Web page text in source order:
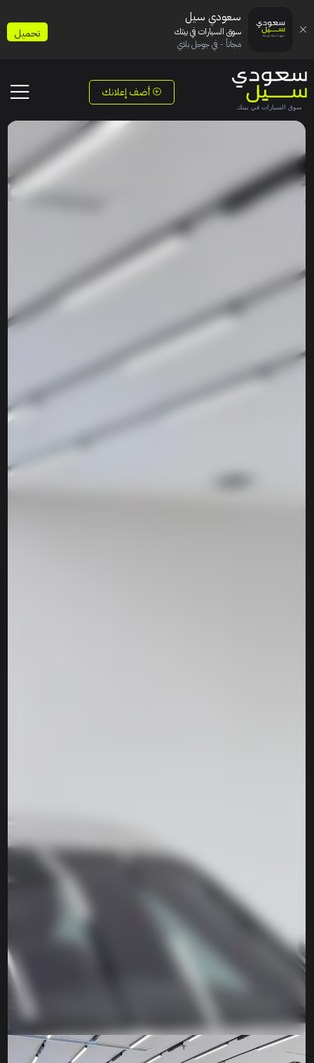
أضف إعلانك
سعودي سيل
سوق السيارات في بيتك
مجاناً - في جوجل بلاي
تحميل